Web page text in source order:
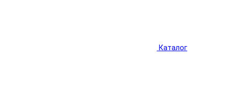
Каталог